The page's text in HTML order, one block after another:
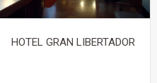
HOTEL GRAN LIBERTADOR